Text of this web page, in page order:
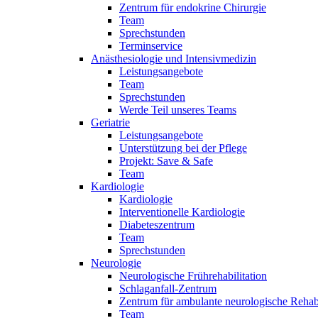
Zentrum für endokrine Chirurgie
Team
Sprechstunden
Terminservice
Anästhesiologie und Intensivmedizin
Leistungsangebote
Team
Sprechstunden
Werde Teil unseres Teams
Geriatrie
Leistungsangebote
Unterstützung bei der Pflege
Projekt: Save & Safe
Team
Kardiologie
Kardiologie
Interventionelle Kardiologie
Diabeteszentrum
Team
Sprechstunden
Neurologie
Neurologische Frührehabilitation
Schlaganfall-Zentrum
Zentrum für ambulante neurologische
Team